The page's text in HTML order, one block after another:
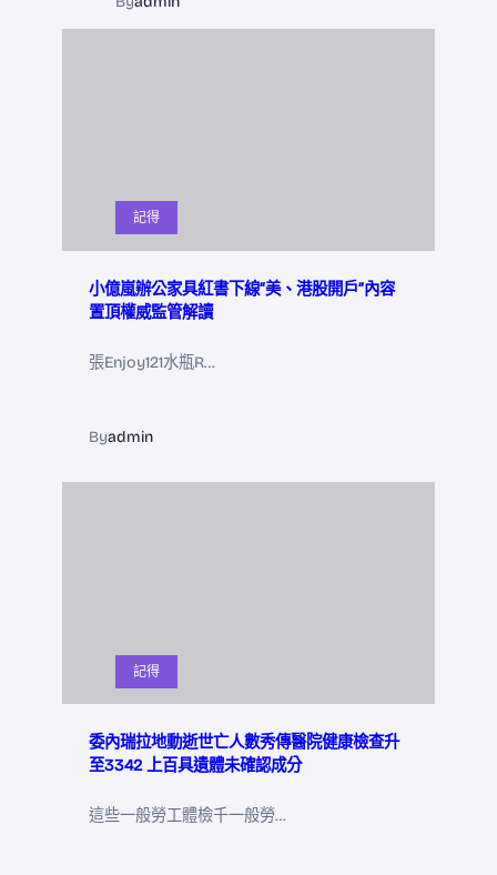
記得
小億嵐辦公家具紅書下線“美、港股開戶”內容
置頂權威監管解讀
張Enjoy121水瓶R…
Byadmin
記得
委內瑞拉地動逝世亡人數秀傳醫院健康檢查升
至3342 上百具遺體未確認成分
這些一般勞工體檢千一般勞…